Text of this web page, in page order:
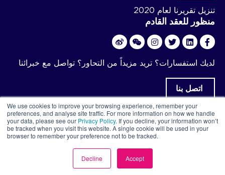
We use cookies to improve your browsing experience, remember your
preferences, and analyse site traffic. For more information on how we handle
your data, please see our Privacy Policy. If you decline, your information won’t
be tracked when you visit this website. A single cookie will be used in your
browser to remember your preference not to be tracked.
Accept
Decline
تنزيل تقريرنا لعام 2020
منظور للعقد القادم
لديك استفسارات؟ تريد مزيداً من التحاور؟ تواصل مع خبرائنا
اتصل بنا
DMCC ©2026حقوق النشر